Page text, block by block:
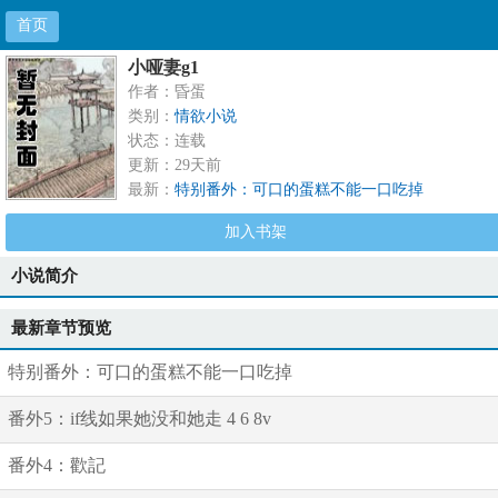
首页
小哑妻g1
作者：昏蛋
类别：情欲小说
状态：连载
更新：29天前
最新： 特别番外：可口的蛋糕不能一口吃掉
加入书架
小说简介
最新章节预览
特别番外：可口的蛋糕不能一口吃掉
番外5：if线如果她没和她走 4 6 8v
番外4：歡記